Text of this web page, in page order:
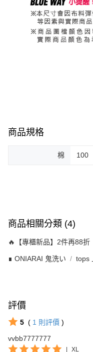
商品規格
棉 100
商品相關分類 (4)
🔥【專櫃新品】2件再88折
∎ ONIARAI 鬼洗い tops
評價
5 ( 1 則評價 )
vvbb7777777
XL